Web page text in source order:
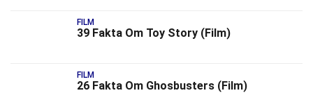
FILM
39 Fakta Om Toy Story (Film)
FILM
26 Fakta Om Ghosbusters (Film)